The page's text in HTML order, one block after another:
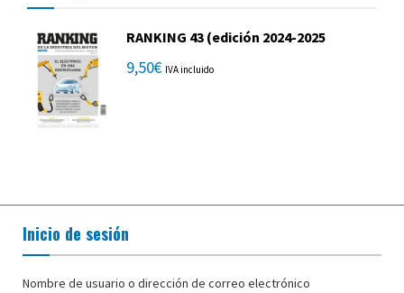
RANKING 43 (edición 2024-2025
9,50€ IVA incluido
Inicio de sesión
Nombre de usuario o dirección de correo electrónico